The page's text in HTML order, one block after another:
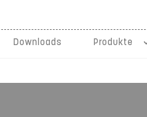
Downloads Produkte